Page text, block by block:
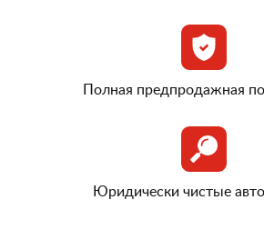
Полная предпродажная
Юридически чистые